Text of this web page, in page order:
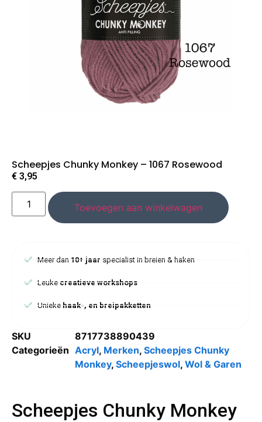
Scheepjes Chunky Monkey – 1067 Rosewood
€ 3,95
Toevoegen aan winkelwagen
Meer dan 10+ jaar specialist in breien & haken
Leuke creatieve workshops
Uniekehaak-, en breipakketten
SKU
8717738890439
Categorieën Acryl, Merken, Scheepjes Chunky
Monkey, Scheepjeswol, Wol & Garen
Scheepjes Chunky Monkey